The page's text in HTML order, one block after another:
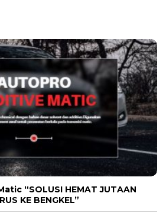
“SOLUSI HEMAT JUTAAN
KE BENGKEL”